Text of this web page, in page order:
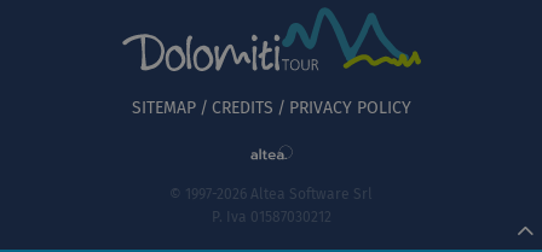
SITEMAP CREDITS PRIVACY POLICY
© 1997-2026 Altea Software Srl
P. Iva 01587030212